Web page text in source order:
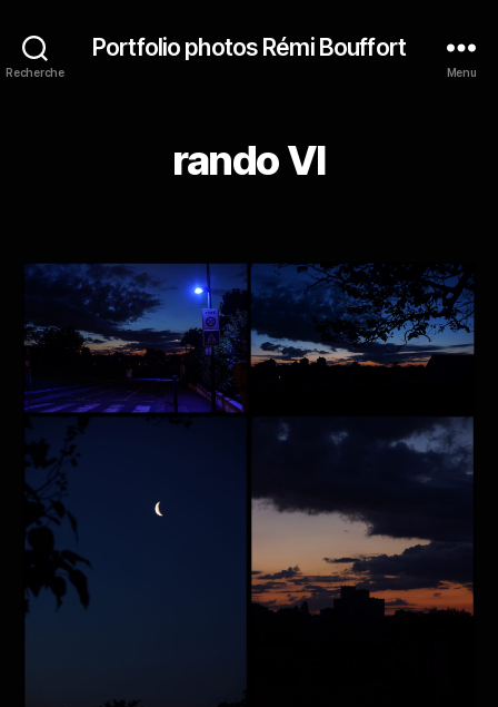
Recherche
Portfolio photos Rémi Bouffort
Menu
rando VI